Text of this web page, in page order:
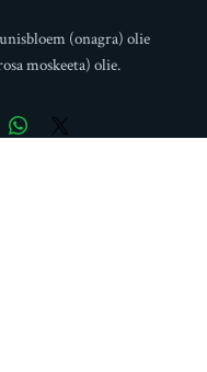
(onagra) olie
moskeeta) olie.